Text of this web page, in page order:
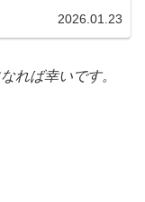
2026.01.23
れば幸いです。